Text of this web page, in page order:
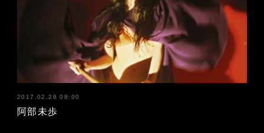
2017.02.28 08:00
阿部未歩